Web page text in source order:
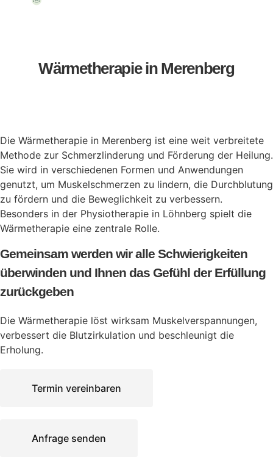
Wärmetherapie in Merenberg
Die Wärmetherapie in Merenberg ist eine weit verbreitete
Methode zur Schmerzlinderung und Förderung der Heilung.
Sie wird in verschiedenen Formen und Anwendungen
genutzt, um Muskelschmerzen zu lindern, die Durchblutung
zu fördern und die Beweglichkeit zu verbessern.
Besonders in der Physiotherapie in Löhnberg spielt die
Wärmetherapie eine zentrale Rolle.
Gemeinsam werden wir alle Schwierigkeiten
überwinden und Ihnen das Gefühl der Erfüllung
zurückgeben
Die Wärmetherapie löst wirksam Muskelverspannungen,
verbessert die Blutzirkulation und beschleunigt die
Erholung.
Termin vereinbaren
Anfrage senden